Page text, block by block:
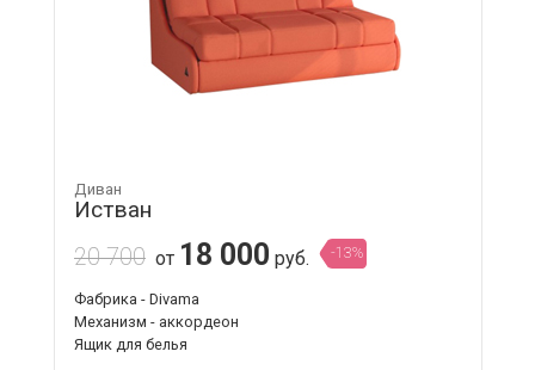
Диван
Истван
20 700 от 18 000 руб. -13%
Фабрика - Divama
Механизм - аккордеон
Ящик для белья